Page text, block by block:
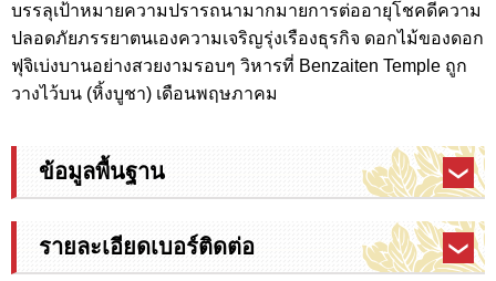
บรรลุเป้าหมายความปรารถนามากมายการต่ออายุโชคดีความ
ปลอดภัยภรรยาตนเองความเจริญรุ่งเรืองธุรกิจ ดอกไม้ของดอก
ฟุจิเบ่งบานอย่างสวยงามรอบๆ วิหารที่ Benzaiten Temple ถูก
วางไว้บน (หิ้งบูชา) เดือนพฤษภาคม
ข้อมูลพื้นฐาน
รายละเอียดเบอร์ติดต่อ